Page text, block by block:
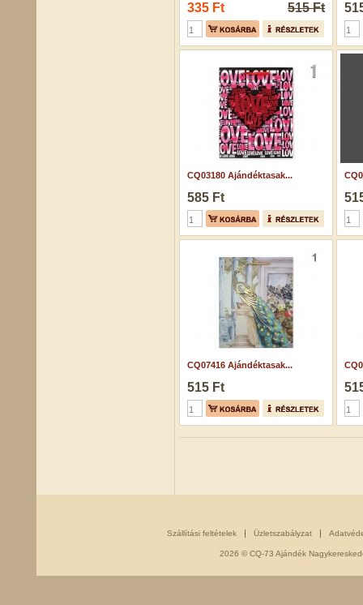
335 Ft 515 Ft
CQ03180 Ajándéktasak...
585 Ft
CQ07416 Ajándéktasak...
515 Ft
Szállítási feltételek Üzletszabályzat
2026 © CQ-73 Ajándék